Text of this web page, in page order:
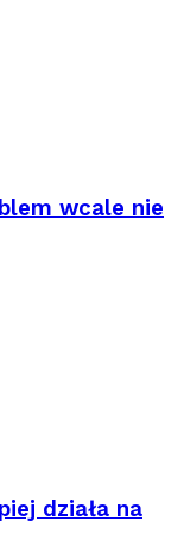
wcale nie
działa na